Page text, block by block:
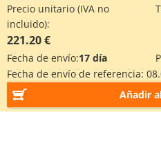
Precio unitario (IVA no
incluido):
221.20 €
Fecha de envío:17 día
Fecha de envío de referencia:
Añadir